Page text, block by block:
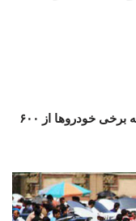
بازار خودرو قفل شد/ موتمنی: قیمت کارخانه برخی خودروها از ۶۰۰